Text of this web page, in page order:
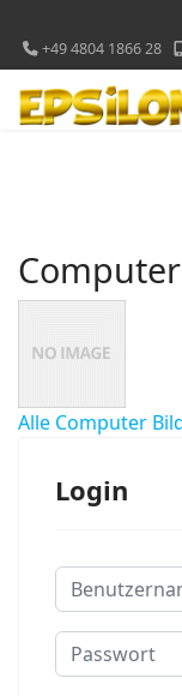
+49 4804 1866 28
Alle Computer
Login
Passwort